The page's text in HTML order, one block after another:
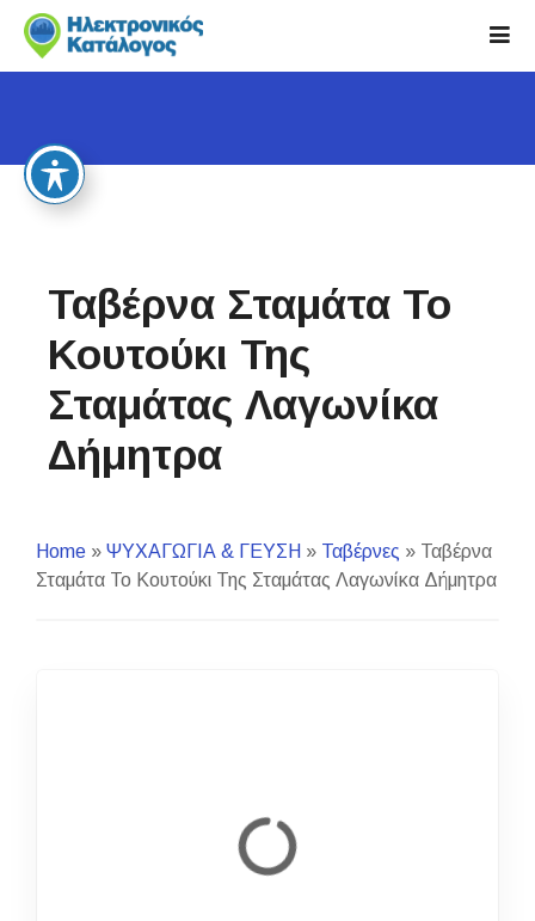
i
Ταβέρνα Σταμάτα Το
Κουτούκι Της
Σταμάτας Λαγωνίκα
Δήμητρα
Home » ΨΥΧΑΓΩΓΙΑ & ΓΕΥΣΗ » Ταβέρνες » Ταβέρνα
Σταμάτα Το Κουτούκι Της Σταμάτας Λαγωνίκα Δήμητρα